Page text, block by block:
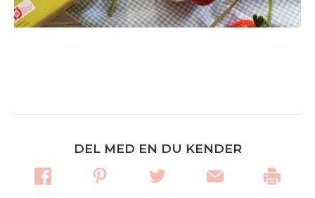
DEL MED EN DU KENDER